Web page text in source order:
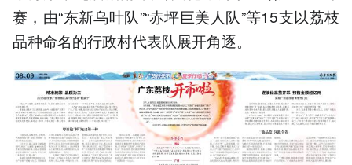
赛，由“东新乌叶队”“赤坪巨美人队”等15支以荔枝
品种命名的行政村代表队展开角逐。